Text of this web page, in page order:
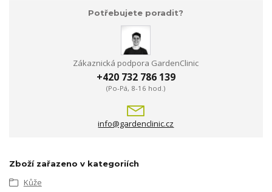
Potřebujete poradit?
Zákaznická podpora GardenClinic
+420 732 786 139
(Po-Pá, 8-16 hod.)
info@gardenclinic.cz
Zboží zařazeno v kategoriích
Kůže